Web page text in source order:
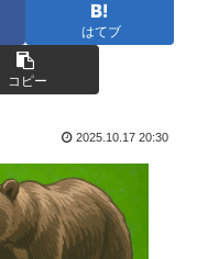
の担い手」…多文化共
て爆発 ゼレンスキー
グって洗って再利用す
ヘン売ったりTikTok
ットクーラー化する方
前らまだ安い今のうち
はてブ
コピー
2025.10.17 20:30